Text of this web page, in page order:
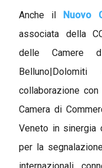
Anche il Nuovo
associata della
delle Camere
collaborazione
Camera di
Veneto in sinergia
per la